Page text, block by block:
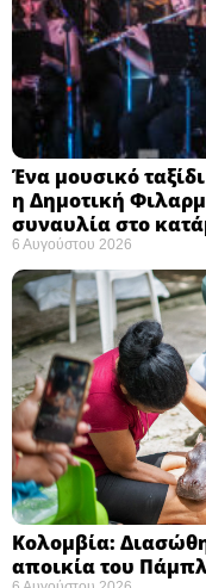
Ένα μουσικό
η Δημοτική
συναυλία στο
6 Αυγούστου 2026
Κολομβία:
αποικία του